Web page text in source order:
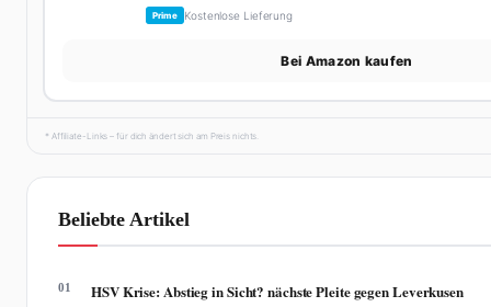
Prime Kostenlose Lieferung
Bei Amazon kaufen
* Affiliate-Links – für dich ändert sich am Preis nichts.
Beliebte Artikel
01 HSV Krise: Abstieg in Sicht? nächste Pleite gegen Leverkusen